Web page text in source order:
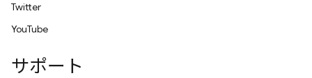
Twitter
YouTube
サポート